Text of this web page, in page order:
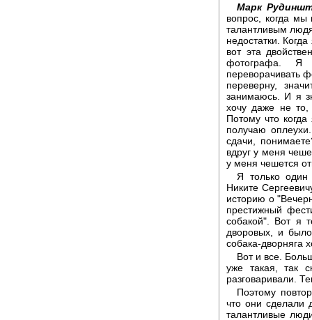
Марк
вопрос, когда мы
талантливым
недостатки.
вот эта
фотографа. Я
переворачивать
переверну,
занимаюсь. И я
хочу даже не то,
Потому что
получаю
сдачи,
вдруг у меня
у меня чешется
Я только один
Никите
историю о
престижный
собакой". Вот я
дворовых, и
собака-дворняга
Вот и все.
уже такая, так
разговаривали.
Поэтому
что они сделали
талантливые